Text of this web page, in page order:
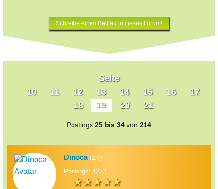
Schreibe einen Beitrag in dieses Forum!
Seite
10
11 12 13 14 15 16
17
18
19 20 21
Postings 25 bis 34 von 214
Dinoca(27)
Postings: 4272